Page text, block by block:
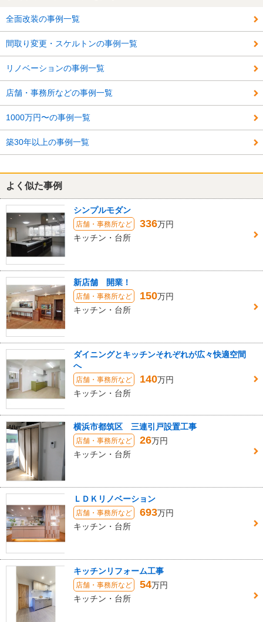
全面改装の事例一覧
間取り変更・スケルトンの事例一覧
リノベーションの事例一覧
店舗・事務所などの事例一覧
1000万円〜の事例一覧
築30年以上の事例一覧
よく似た事例
シンプルモダン
店舗・事務所など 336万円
キッチン・台所
新店舗 開業！
店舗・事務所など 150万円
キッチン・台所
ダイニングとキッチンそれぞれが広々快適空間
へ
店舗・事務所など 140万円
キッチン・台所
横浜市都筑区 三連引戸設置工事
店舗・事務所など 26万円
キッチン・台所
ＬＤＫリノベーション
店舗・事務所など 693万円
キッチン・台所
キッチンリフォーム工事
店舗・事務所など 54万円
キッチン・台所